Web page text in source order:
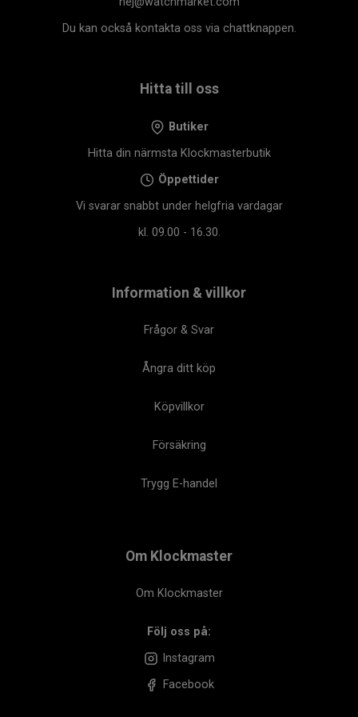
månaders försäkring,gratis justering av armband i
traditionellt hantverk, modern prestanda och tidlös
Du kan också kontakta oss via chattknappen.
Hitta till oss
Butiker
Hitta din närmsta Klockmasterbutik
Öppettider
Vi svarar snabbt under helgfria vardagar
kl. 09.00 - 16.30.
Information & villkor
Frågor & Svar
Ångra ditt köp
Köpvillkor
Försäkring
Trygg E-handel
Om Klockmaster
Om Klockmaster
Följ oss på:
Instagram
Facebook